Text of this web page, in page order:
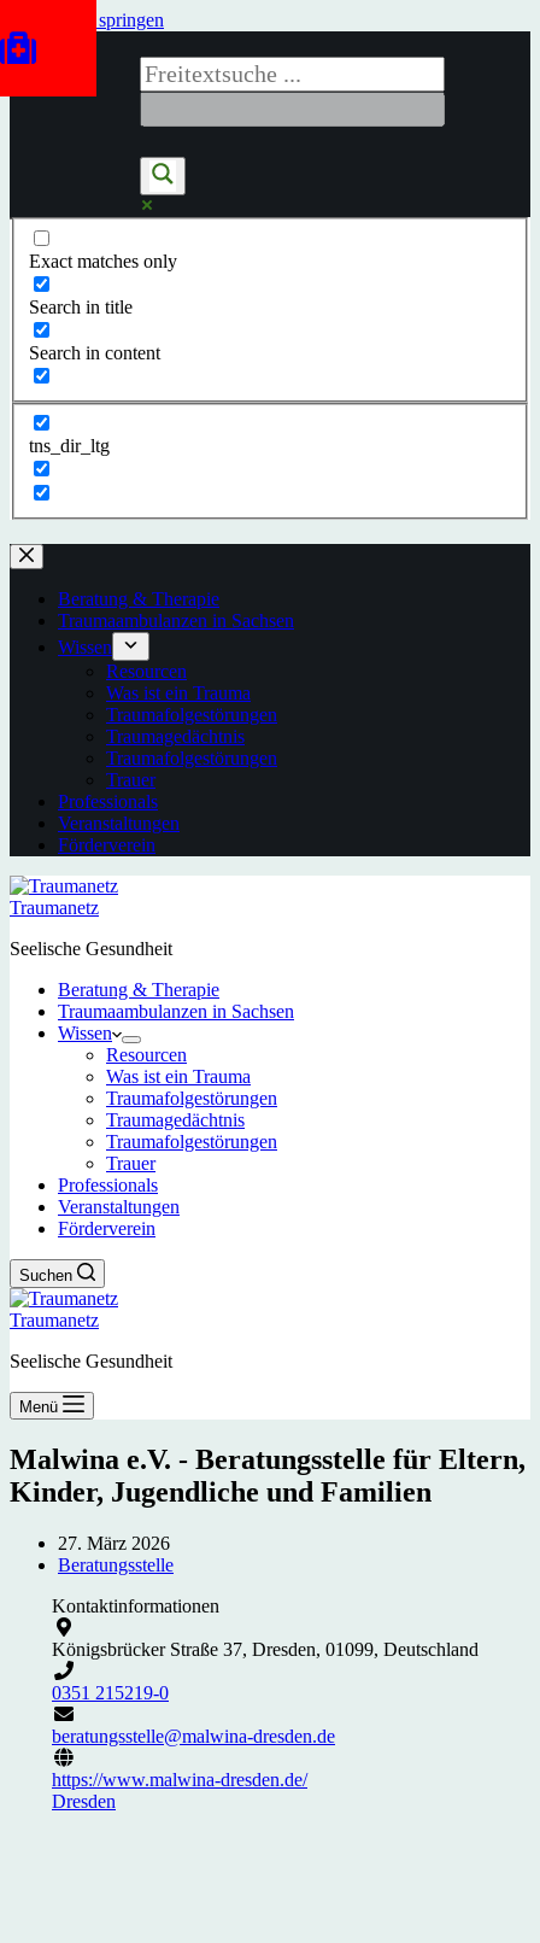
Zum Inhalt springen
Exact matches only
Search in title
Search in content
tns_dir_ltg
Beratung & Therapie
Traumaambulanzen in Sachsen
Wissen
Resourcen
Was ist ein Trauma
Traumafolgestörungen
Traumagedächtnis
Traumafolgestörungen
Trauer
Professionals
Veranstaltungen
Förderverein
Traumanetz
Seelische Gesundheit
Beratung & Therapie
Traumaambulanzen in Sachsen
Wissen
Resourcen
Was ist ein Trauma
Traumafolgestörungen
Traumagedächtnis
Traumafolgestörungen
Trauer
Professionals
Veranstaltungen
Förderverein
Suchen
Traumanetz
Seelische Gesundheit
Menü
Malwina e.V. - Beratungsstelle für Eltern,
Kinder, Jugendliche und Familien
27. März 2026
Beratungsstelle
Kontaktinformationen
Königsbrücker Straße 37, Dresden, 01099, Deutschland
0351 215219-0
beratungsstelle@malwina-dresden.de
https://www.malwina-dresden.de/
Dresden